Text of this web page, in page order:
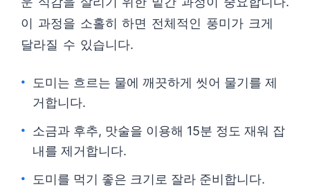
이 과정을 소홀히 하면 전체적인 풍미가 크게
달라질 수 있습니다.
도미는 흐르는 물에 깨끗하게 씻어 물기를 제
거합니다.
소금과 후추, 맛술을 이용해 15분 정도 재워 잡
내를 제거합니다.
도미를 먹기 좋은 크기로 잘라 준비합니다.